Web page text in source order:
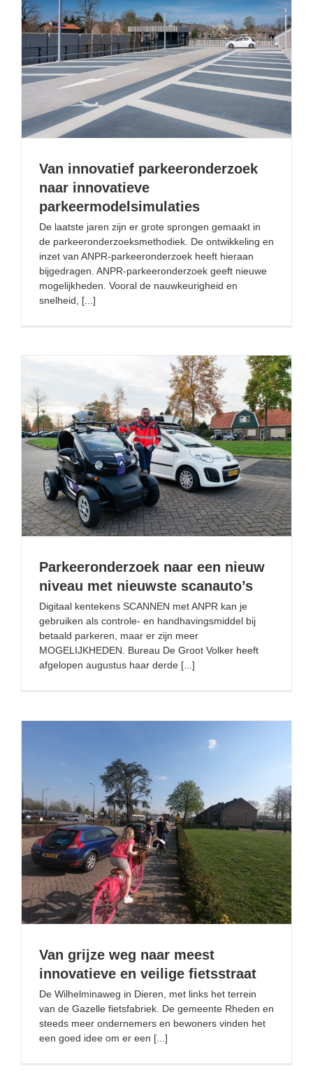
Van innovatief parkeeronderzoek naar innovatieve
parkeermodelsimulaties
Van innovatief parkeeronderzoek
naar innovatieve
parkeermodelsimulaties
De laatste jaren zijn er grote sprongen gemaakt in
de parkeeronderzoeksmethodiek. De ontwikkeling en
inzet van ANPR-parkeeronderzoek heeft hieraan
bijgedragen. ANPR-parkeeronderzoek geeft nieuwe
mogelijkheden. Vooral de nauwkeurigheid en
snelheid, [...]
Parkeeronderzoek naar een nieuw niveau met nieuwste
scanauto’s
Parkeeronderzoek naar een nieuw
niveau met nieuwste scanauto’s
Digitaal kentekens SCANNEN met ANPR kan je
gebruiken als controle- en handhavingsmiddel bij
betaald parkeren, maar er zijn meer
MOGELIJKHEDEN. Bureau De Groot Volker heeft
afgelopen augustus haar derde [...]
Van grijze weg naar meest innovatieve en veilige
fietsstraat
Van grijze weg naar meest
innovatieve en veilige fietsstraat
De Wilhelminaweg in Dieren, met links het terrein
van de Gazelle fietsfabriek. De gemeente Rheden en
steeds meer ondernemers en bewoners vinden het
een goed idee om er een [...]